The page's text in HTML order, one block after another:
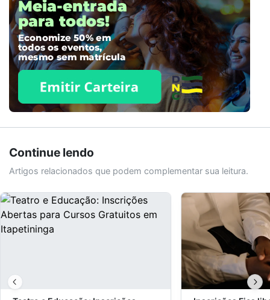
Continue lendo
Artigos relacionados que podem complementar sua leitura.